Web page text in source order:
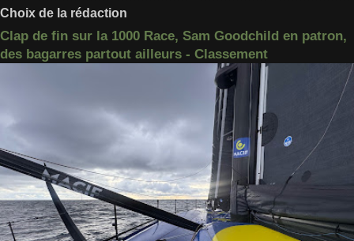
Choix de la rédaction
Clap de fin sur la 1000 Race, Sam Goodchild en patron,
des bagarres partout ailleurs - Classement